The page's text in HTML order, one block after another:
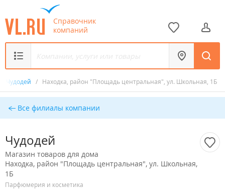
Справочник
компаний
Чудодей / Находка, район "Площадь центральная", ул. Школьная, 1Б
Все филиалы компании
Чудодей
Магазин товаров для дома
Находка, район "Площадь центральная", ул. Школьная,
1Б
Парфюмерия и косметика